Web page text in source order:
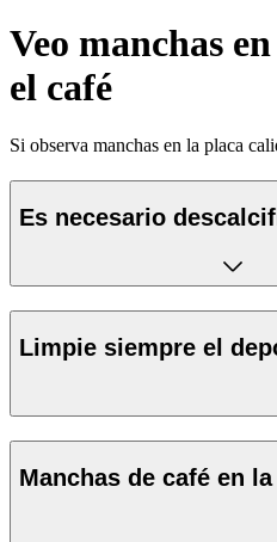
Veo manchas
el café
Si observa manchas en la placa
Es necesario
Limpie siempre el
Manchas de café en